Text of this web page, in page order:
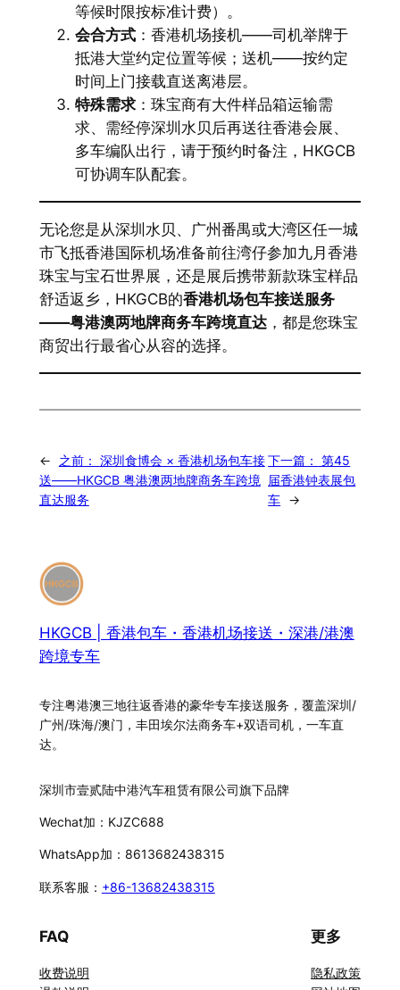
等候时限按标准计费）。
会合方式：香港机场接机——司机举牌于
抵港大堂约定位置等候；送机——按约定
时间上门接载直送离港层。
特殊需求：珠宝商有大件样品箱运输需
求、需经停深圳水贝后再送往香港会展、
多车编队出行，请于预约时备注，HKGCB
可协调车队配套。
无论您是从深圳水贝、广州番禺或大湾区任一城
市飞抵香港国际机场准备前往湾仔参加九月香港
珠宝与宝石世界展，还是展后携带新款珠宝样品
舒适返乡，HKGCB的香港机场包车接送服务
——粤港澳两地牌商务车跨境直达，都是您珠宝
商贸出行最省心从容的选择。
← 之前： 深圳食博会 × 香港机场包车接
送——HKGCB 粤港澳两地牌商务车跨境
直达服务
下一篇： 第45
届香港钟表展包
车 →
HKGCB | 香港包车・香港机场接送・深港/港澳
跨境专车
专注粤港澳三地往返香港的豪华专车接送服务，覆盖深圳/
广州/珠海/澳门，丰田埃尔法商务车+双语司机，一车直
达。
深圳市壹贰陆中港汽车租赁有限公司旗下品牌
Wechat加：KJZC688
WhatsApp加：8613682438315
联系客服： +86-13682438315
FAQ
收费说明
更多
隐私政策